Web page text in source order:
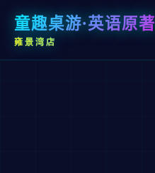
童趣桌游·英语原著
雍景湾店